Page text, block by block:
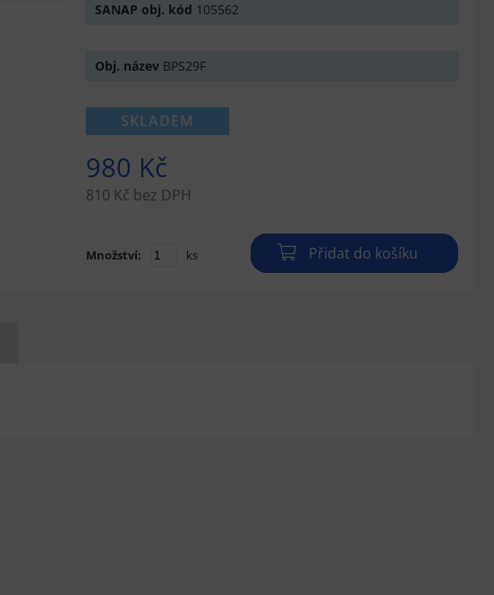
SANAP obj. kód 105562
Obj. název BPS29F
SKLADEM
980 Kč
810 Kč bez DPH
Množství: ks Přidat do košíku